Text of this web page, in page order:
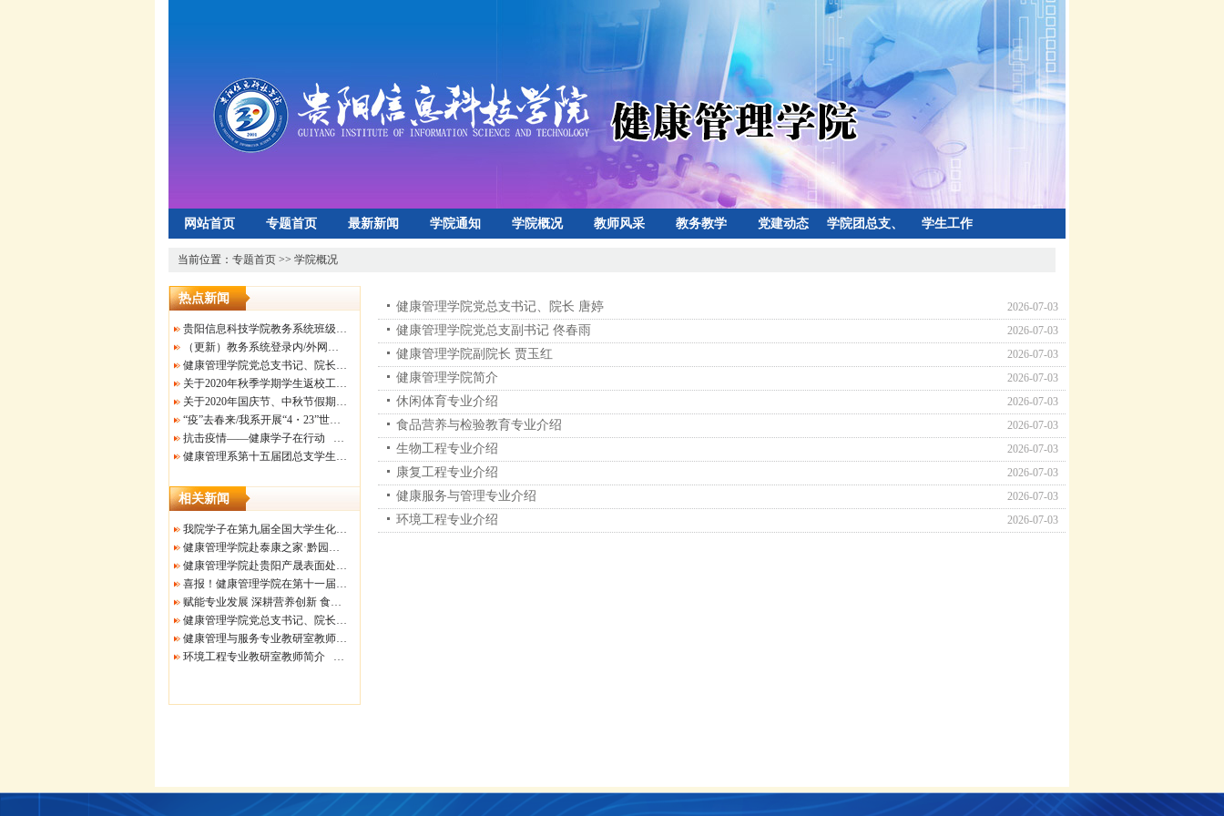
网站首页 专题首页 最新新闻 学院通知 学院概况 教师风采 教务教学 党建动态 学院团总支、 学生工作
招生就业 心理健康 实验实训中心
当前位置： 专题首页 >> 学院概况
热点新闻
贵阳信息科技学院教务系统班级课表及学生个人课表查询
（更新）教务系统登录内/外网操作指南及贵阳信息科技学院关于做好2021-2022-2学期重修（补修）课程上课安排的通知（转发）
健康管理学院党总支书记、院长 唐婷
关于2020年秋季学期学生返校工作的相关要求
关于2020年国庆节、中秋节假期的通知
“疫”去春来/我系开展“4・23”世界读书日活动
抗击疫情——健康学子在行动
健康管理系第十五届团总支学生会第三次全体大会
相关新闻
我院学子在第九届全国大学生化工实验大赛 西南赛区决赛中斩获佳绩
健康管理学院赴泰康之家·黔园开展校企合作走访交流
健康管理学院赴贵阳产晟表面处理产业发展有限公司开展访企拓岗暨校企交流活动
喜报！健康管理学院在第十一届全国大学生生命科学竞赛（贵州赛区）中斩获佳绩！
赋能专业发展 深耕营养创新 食品专业成功举办刺梨资源开发与健康产品研究学术讲座
健康管理学院党总支书记、院长 唐婷
健康管理与服务专业教研室教师简介
环境工程专业教研室教师简介
健康管理学院党总支书记、院长 唐婷 2026-07-03
健康管理学院党总支副书记 佟春雨 2026-07-03
健康管理学院副院长 贾玉红 2026-07-03
健康管理学院简介 2026-07-03
休闲体育专业介绍 2026-07-03
食品营养与检验教育专业介绍 2026-07-03
生物工程专业介绍 2026-07-03
康复工程专业介绍 2026-07-03
健康服务与管理专业介绍 2026-07-03
环境工程专业介绍 2026-07-03